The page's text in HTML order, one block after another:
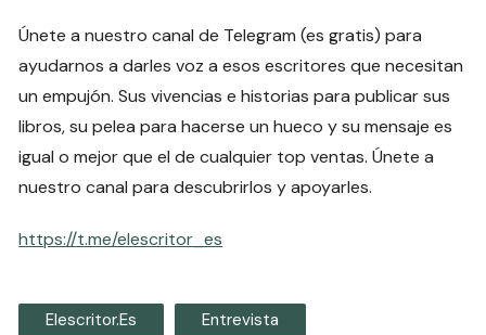
Únete a nuestro canal de Telegram (es gratis) para
ayudarnos a darles voz a esos escritores que necesitan
un empujón. Sus vivencias e historias para publicar sus
libros, su pelea para hacerse un hueco y su mensaje es
igual o mejor que el de cualquier top ventas. Únete a
nuestro canal para descubrirlos y apoyarles.
https://t.me/elescritor_es
Elescritor.es Entrevista